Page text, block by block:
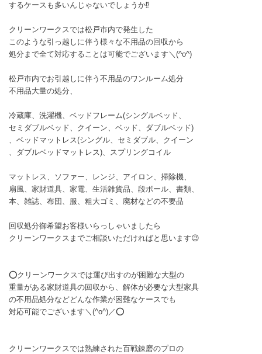
するケースも多いんじゃないでしょうか⁉️
クリーンワークスでは松戸市内で発生した
このような引っ越しに伴う様々な不用品の回収から
処分まで全て対応することは可能でございます＼(^o^)
松戸市内でお引越しに伴う不用品のワンルーム処分
不用品大量の処分、
冷蔵庫、洗濯機、ベッドフレーム(シングルベッド、
セミダブルベッド、クイーン、ベッド、ダブルベッド)
、ベッドマットレス(シングル、セミダブル、クイーン
、ダブルベッドマットレス)、スプリングコイル
マットレス、ソファー、レンジ、アイロン、掃除機、
扇風、家財道具、家電、生活雑貨品、段ボール、書類、
本、雑誌、布団、服、粗大ゴミ、廃材などの不要品
回収処分御希望お客様いらっしゃいましたら
クリーンワークスまでご相談いただければと思います😉
⭕クリーンワークスでは運び出すのが困難な大型の
重量がある家財道具の回収から、解体が必要な大型家具
の不用品処分などどんな作業が困難なケースでも
対応可能でございます＼(^o^)／⭕
クリーンワークスでは熟練された百戦錬磨のプロの